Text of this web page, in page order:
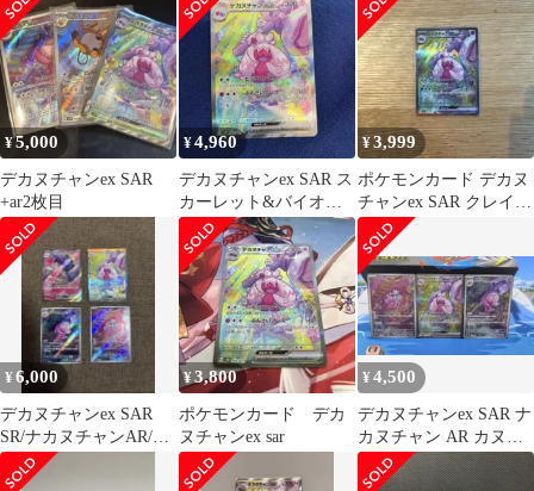
093/071#6022
¥5,000
デカヌチャンex SAR
+ar2枚目
¥4,960
デカヌチャンex SAR ス
カーレット&バイオレ
ット クレイバース
093/071
¥3,999
ポケモンカード デカヌ
チャンex SAR クレイバ
ースト 093/071
¥6,000
デカヌチャンex SAR
SR/ナカヌチャンAR/カ
ヌチャンAR
¥3,800
ポケモンカード デカ
ヌチャンex sar
¥4,500
デカヌチャンex SAR ナ
カヌチャン AR カヌチ
ャン AR